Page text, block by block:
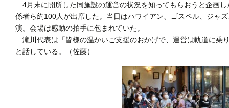
4月末に開所した同施設の運営の状況を知ってもらおうと企画
係者ら約100人が出席した。当日はハワイアン、ゴスペル、ジャ
演。会場は感動の拍手に包まれていた。
滝川代表は「皆様の温かいご支援のおかげで、運営は軌道に乗
と話している。（佐藤）